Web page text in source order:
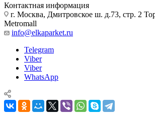
Контактная информация
г. Москва, Дмитровское ш. д.73, стр. 2
Metromall
info@elkaparket.ru
Telegram
Viber
Viber
WhatsApp